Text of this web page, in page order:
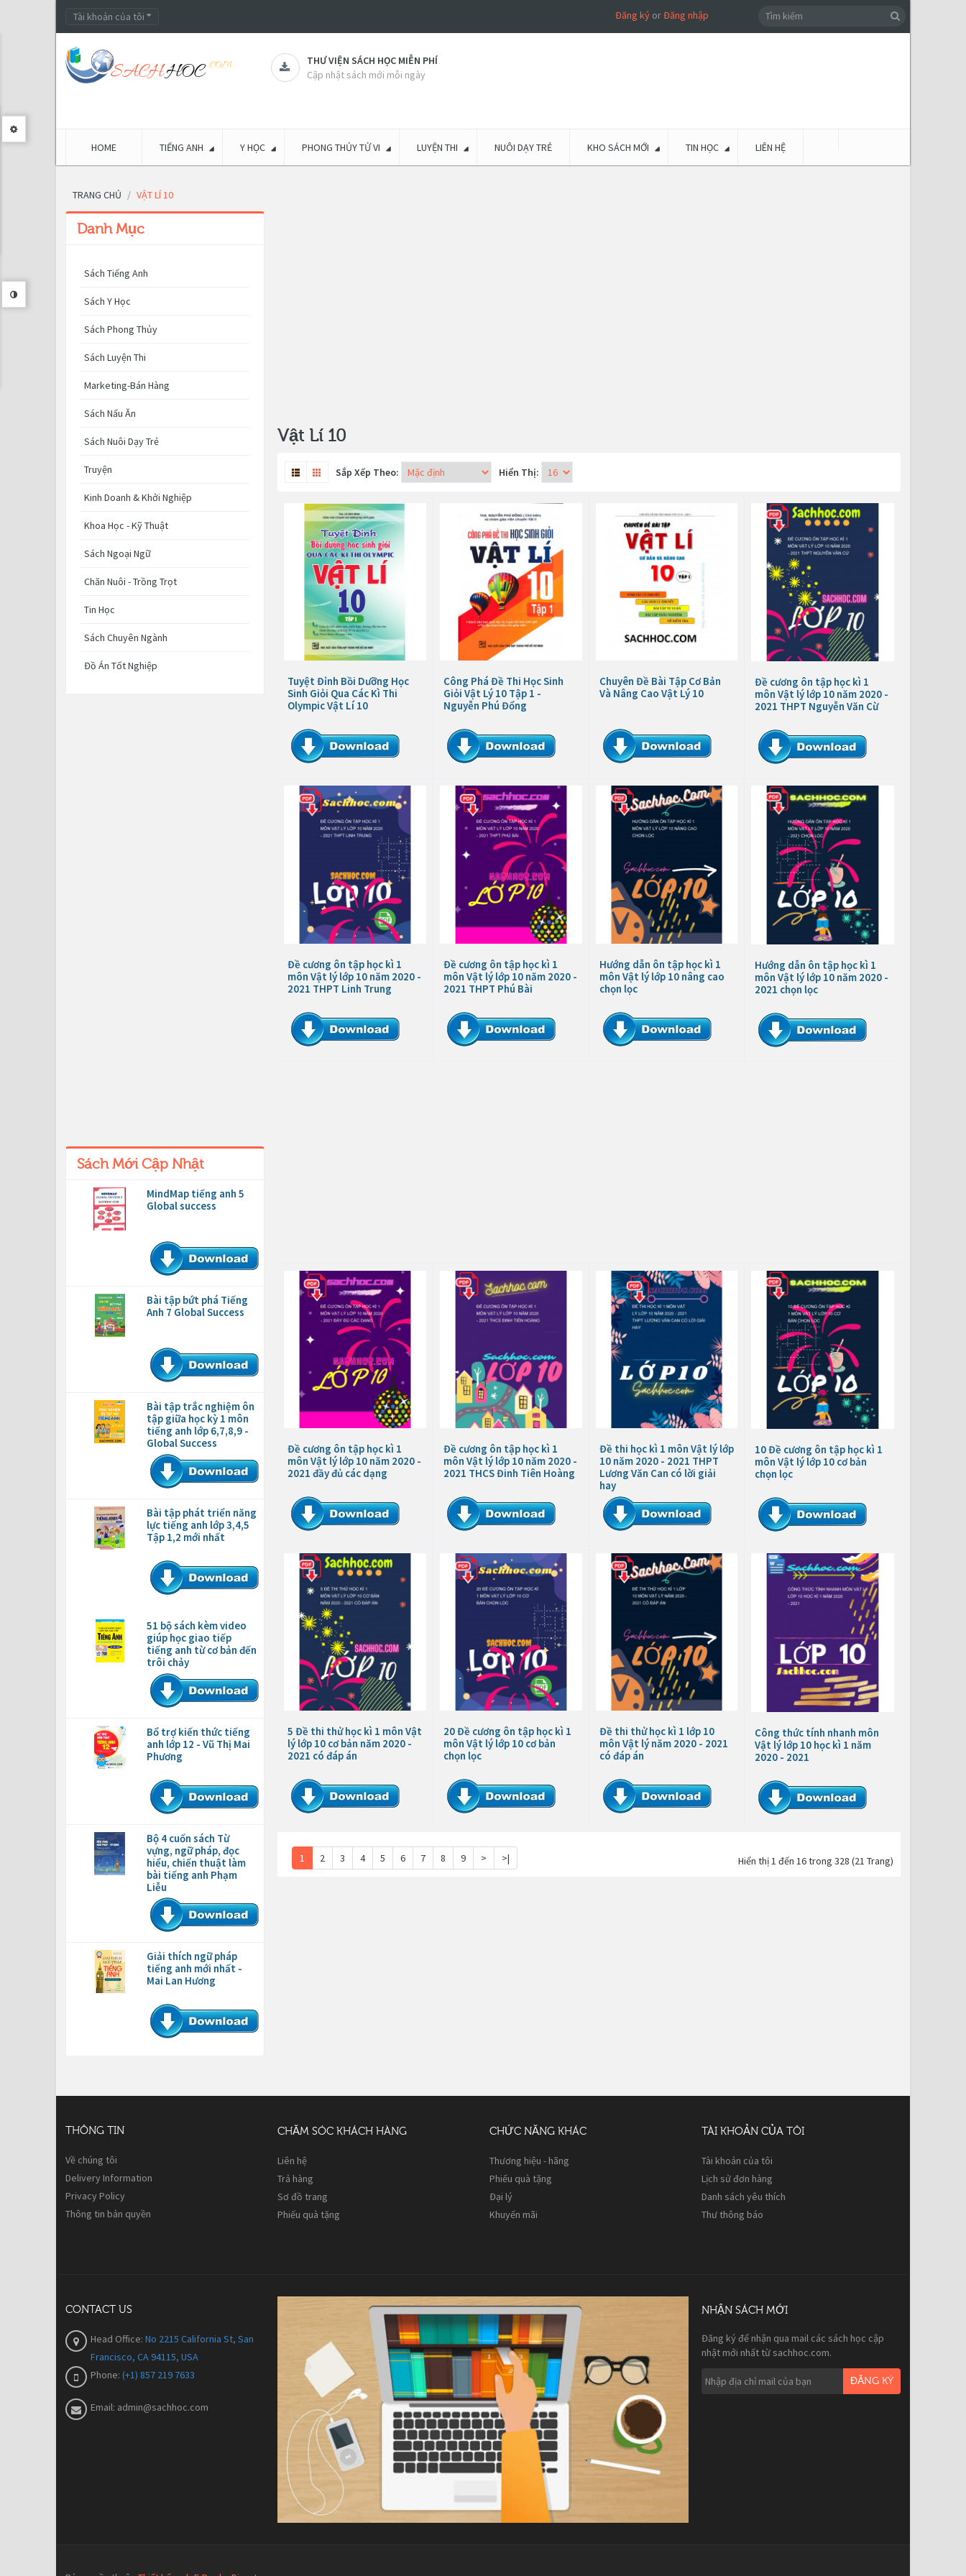
Tài khoản của tôi Đăng kýorĐăng nhập
THƯ VIỆN SÁCH HỌC MIỄN PHÍ
Cập nhật sách mới mỗi ngày
HOME TIẾNG ANH Y HỌC PHONG THỦY TỬ VI LUYỆN THI NUÔI DẠY TRẺ KHO SÁCH MỚI TIN HỌC LIÊN HỆ
TRANG CHỦ VẬT LÍ 10
Danh Mục
Sách Tiếng Anh
Sách Y Học
Sách Phong Thủy
Sách Luyện Thi
Marketing-Bán Hàng
Sách Nấu Ăn
Sách Nuôi Dạy Trẻ
Truyện
Kinh Doanh & Khởi Nghiệp
Khoa Học - Kỹ Thuật
Sách Ngoại Ngữ
Chăn Nuôi - Trồng Trọt
Tin Học
Sách Chuyên Ngành
Đồ Án Tốt Nghiệp
Sách Mới Cập Nhật
MindMap tiếng anh 5
Global success
Bài tập bứt phá Tiếng
Anh 7 Global Success
Bài tập trắc nghiệm ôn
tập giữa học kỳ 1 môn
tiếng anh lớp 6,7,8,9 -
Global Success
Bài tập phát triển năng
lực tiếng anh lớp 3,4,5
Tập 1,2 mới nhất
51 bộ sách kèm video
giúp học giao tiếp
tiếng anh từ cơ bản đến
trôi chảy
Bổ trợ kiến thức tiếng
anh lớp 12 - Vũ Thị Mai
Phương
Bộ 4 cuốn sách Từ
vựng, ngữ pháp, đọc
hiểu, chiến thuật làm
bài tiếng anh Phạm
Liễu
Giải thích ngữ pháp
tiếng anh mới nhất -
Mai Lan Hương
Vật Lí 10
Sắp Xếp Theo: Hiển Thị:
Tuyệt Đỉnh Bồi Dưỡng Học
Sinh Giỏi Qua Các Kì Thi
Olympic Vật Lí 10
Công Phá Đề Thi Học Sinh
Giỏi Vật Lý 10 Tập 1 -
Nguyễn Phú Đổng
Chuyên Đề Bài Tập Cơ Bản
Và Nâng Cao Vật Lý 10
Đề cương ôn tập học kì 1
môn Vật lý lớp 10 năm 2020 -
2021 THPT Nguyễn Văn Cừ
Đề cương ôn tập học kì 1
môn Vật lý lớp 10 năm 2020 -
2021 THPT Linh Trung
Đề cương ôn tập học kì 1
môn Vật lý lớp 10 năm 2020 -
2021 THPT Phú Bài
Hướng dẫn ôn tập học kì 1
môn Vật lý lớp 10 nâng cao
chọn lọc
Hướng dẫn ôn tập học kì 1
môn Vật lý lớp 10 năm 2020 -
2021 chọn lọc
Đề cương ôn tập học kì 1
môn Vật lý lớp 10 năm 2020 -
2021 đầy đủ các dạng
Đề cương ôn tập học kì 1
môn Vật lý lớp 10 năm 2020 -
2021 THCS Đinh Tiên Hoàng
Đề thi học kì 1 môn Vật lý lớp
10 năm 2020 - 2021 THPT
Lương Văn Can có lời giải
hay
10 Đề cương ôn tập học kì 1
môn Vật lý lớp 10 cơ bản
chọn lọc
5 Đề thi thử học kì 1 môn Vật
lý lớp 10 cơ bản năm 2020 -
2021 có đáp án
20 Đề cương ôn tập học kì 1
môn Vật lý lớp 10 cơ bản
chọn lọc
Đề thi thử học kì 1 lớp 10
môn Vật lý năm 2020 - 2021
có đáp án
Công thức tính nhanh môn
Vật lý lớp 10 học kì 1 năm
2020 - 2021
1 2 3 4 5 6 7 8 9 > >| Hiển thị 1 đến 16 trong 328 (21 Trang)
THÔNG TIN
Về chúng tôi
Delivery Information
Privacy Policy
Thông tin bản quyền
CHĂM SÓC KHÁCH HÀNG
Liên hệ
Trả hàng
Sơ đồ trang
Phiếu quà tặng
CHỨC NĂNG KHÁC
Thương hiệu - hãng
Phiếu quà tặng
Đại lý
Khuyến mãi
TÀI KHOẢN CỦA TÔI
Tài khoản của tôi
Lịch sử đơn hàng
Danh sách yêu thích
Thư thông báo
CONTACT US
Head Office: No 2215 California St, San
Francisco, CA 94115, USA
Phone: (+1) 857 219 7633
Email: admin@sachhoc.com
NHẬN SÁCH MỚI
Đăng ký để nhận qua mail các sách học cập
nhật mới nhất từ sachhoc.com.
ĐĂNG KÝ